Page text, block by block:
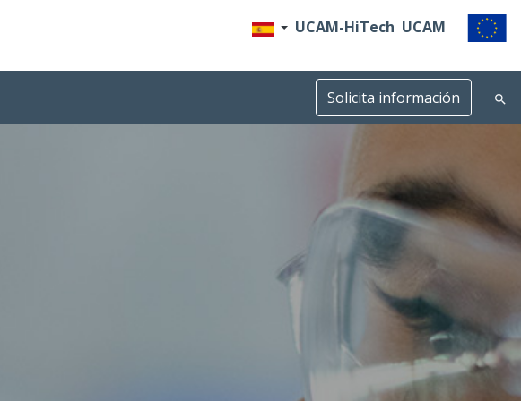
UCAM-HiTech UCAM
Solicita información